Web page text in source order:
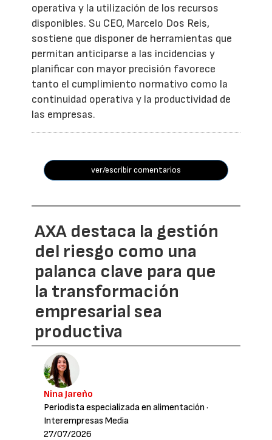
operativa y la utilización de los recursos
disponibles. Su CEO, Marcelo Dos Reis,
sostiene que disponer de herramientas que
permitan anticiparse a las incidencias y
planificar con mayor precisión favorece
tanto el cumplimiento normativo como la
continuidad operativa y la productividad de
las empresas.
ver/escribir comentarios
AXA destaca la gestión
del riesgo como una
palanca clave para que
la transformación
empresarial sea
productiva
Nina Jareño
Periodista especializada en alimentación ·
Interempresas Media
27/07/2026